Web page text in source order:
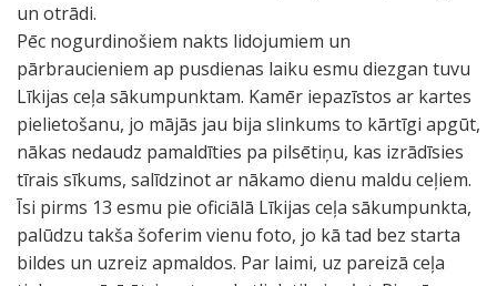
un otrādi.
Pēc nogurdinošiem nakts lidojumiem un
pārbraucieniem ap pusdienas laiku esmu diezgan tuvu
Līkijas ceļa sākumpunktam. Kamēr iepazīstos ar kartes
pielietošanu, jo mājās jau bija slinkums to kārtīgi apgūt,
nākas nedaudz pamaldīties pa pilsētiņu, kas izrādīsies
tīrais sīkums, salīdzinot ar nākamo dienu maldu ceļiem.
Īsi pirms 13 esmu pie oficiālā Līkijas ceļa sākumpunkta,
palūdzu takša šoferim vienu foto, jo kā tad bez starta
bildes un uzreiz apmaldos. Par laimi, uz pareizā ceļa